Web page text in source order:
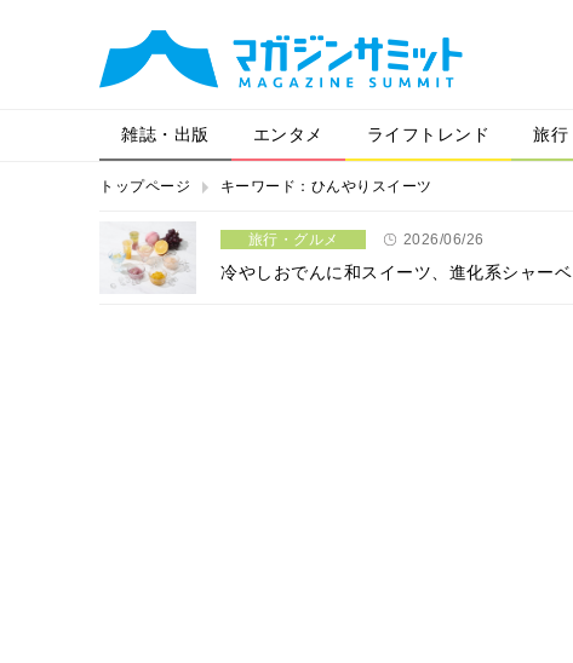
雑誌・出版 エンタメ ライフトレンド 旅行
トップページ キーワード：ひんやりスイーツ
旅行・グルメ 2026/06/26
冷やしおでんに和スイーツ、進化系シャー